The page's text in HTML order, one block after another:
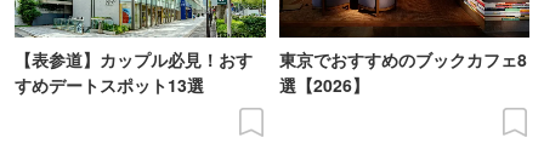
【表参道】カップル必見！おす
すめデートスポット13選
東京でおすすめのブックカフェ8
選【2026】